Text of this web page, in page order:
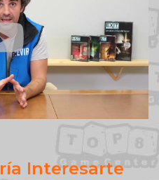
Interesarte